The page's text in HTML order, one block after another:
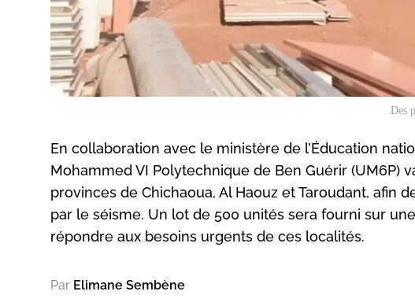
Des
En collaboration avec le ministère de l’Éducation
Mohammed VI Polytechnique de Ben Guérir (UM6P)
provinces de Chichaoua, Al Haouz et Taroudant,
par le séisme. Un lot de 500 unités sera fourni sur
répondre aux besoins urgents de ces localités.
Par Elimane Sembène